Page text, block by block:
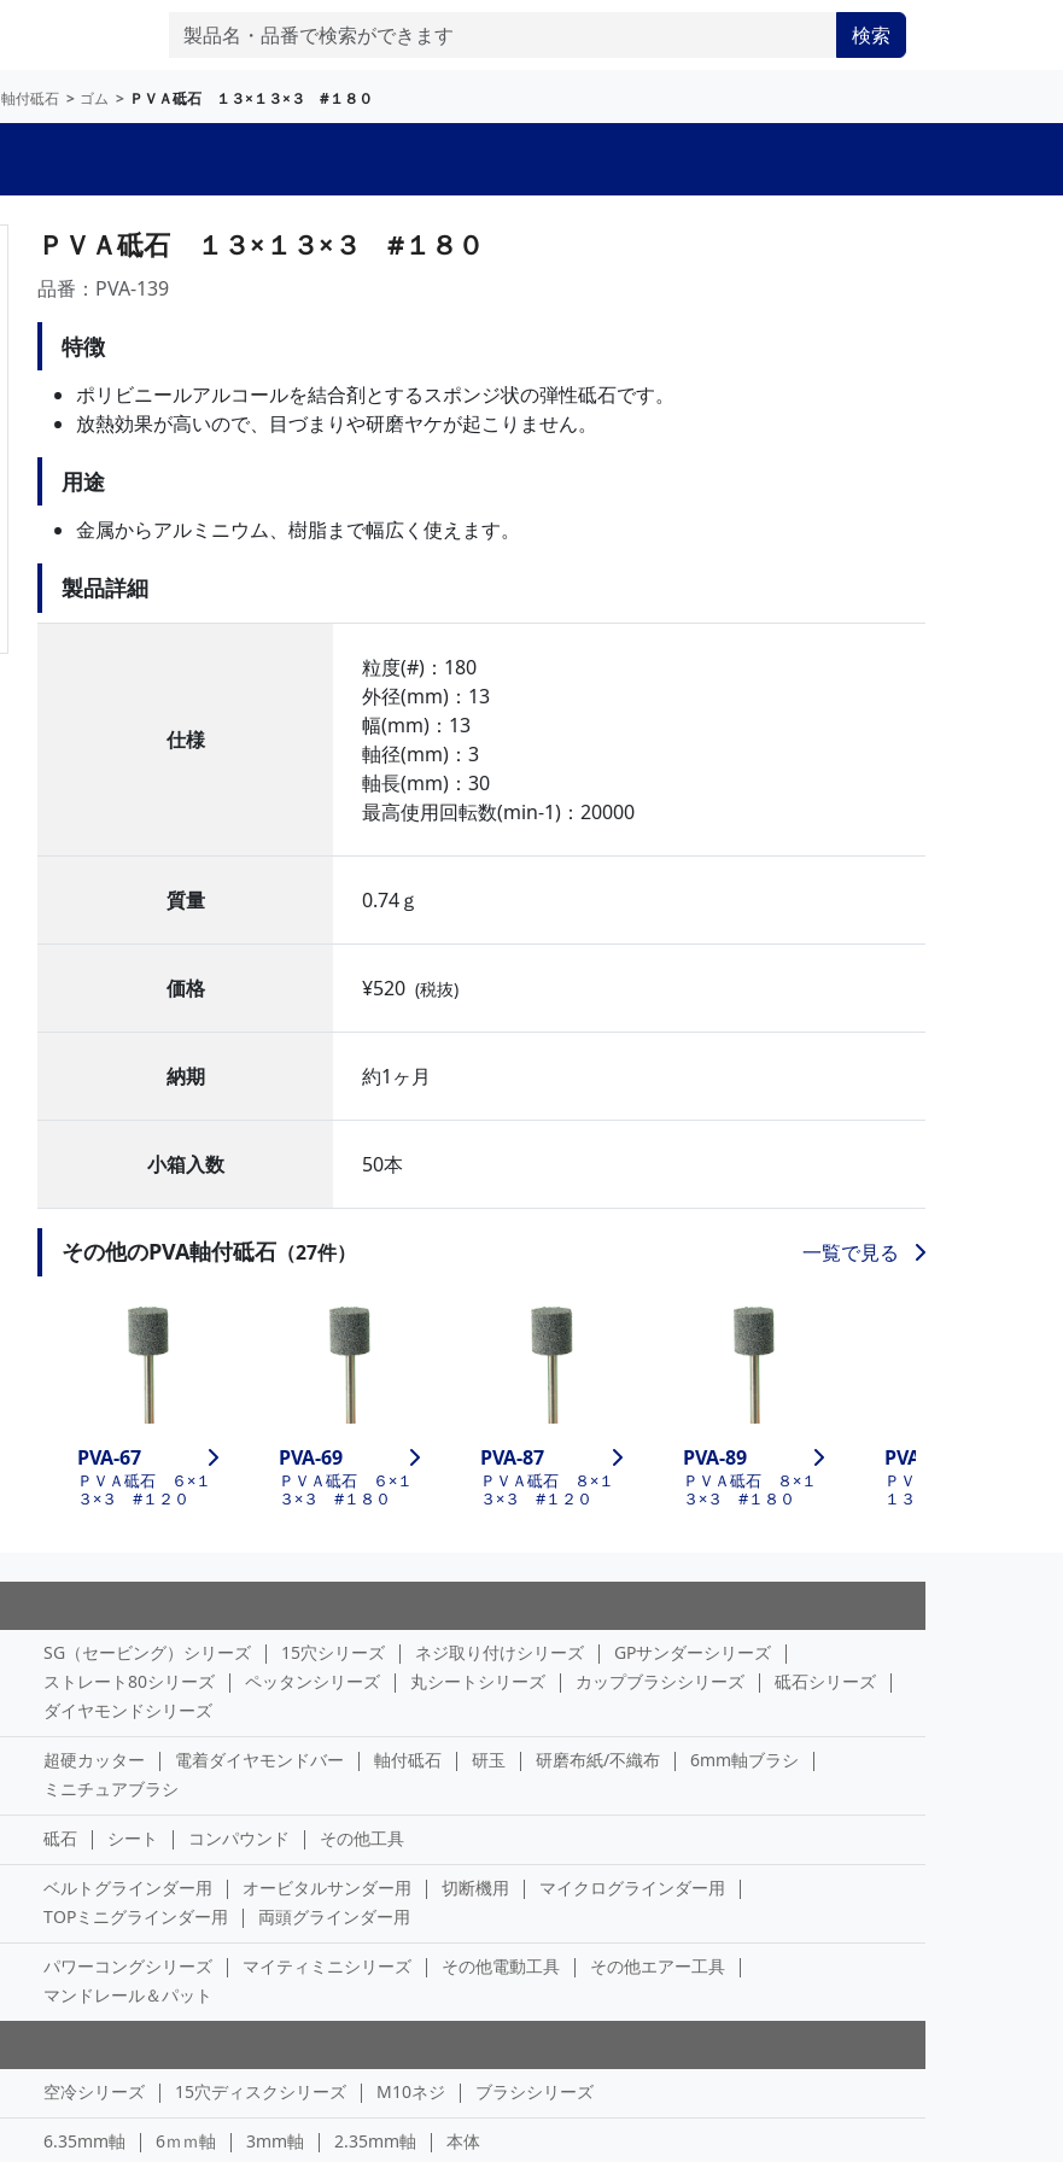
検索
軸付砥石 ゴム ＰＶＡ砥石 １３×１３×３ #１８０
ＰＶＡ砥石 １３×１３×３ #１８０
品番：PVA-139
特徴
ポリビニールアルコールを結合剤とするスポンジ状の弾性砥石です。
放熱効果が高いので、目づまりや研磨ヤケが起こりません。
用途
金属からアルミニウム、樹脂まで幅広く使えます。
製品詳細
仕様
粒度(#)：180
外径(mm)：13
幅(mm)：13
軸径(mm)：3
軸長(mm)：30
最高使用回転数(min-1)：20000
質量 0.74ｇ
価格 ¥520 (税抜)
納期 約1ヶ月
小箱入数 50本
その他のPVA軸付砥石 （27件） 一覧で見る
PVA-67
ＰＶＡ砥石 ６×１
３×３ #１２０
PVA-69
ＰＶＡ砥石 ６×１
３×３ #１８０
PVA-87
ＰＶＡ砥石 ８×１
３×３ #１２０
PVA-89
ＰＶＡ砥石 ８×１
３×３ #１８０
PVA-107
ＰＶＡ砥石 １０×
１３×３ #１２０
SG（セービング）シリーズ 15穴シリーズ ネジ取り付けシリーズ
GPサンダーシリーズ
ストレート80シリーズ
ペッタンシリーズ 丸シートシリーズ カップブラシシリーズ
砥石シリーズ
ダイヤモンドシリーズ
超硬カッター 電着ダイヤモンドバー 軸付砥石 研玉 研磨布紙/不織布
6mm軸ブラシ
ミニチュアブラシ
砥石 シート コンパウンド その他工具
ベルトグラインダー用 オービタルサンダー用 切断機用
マイクログラインダー用
TOPミニグラインダー用
両頭グラインダー用
パワーコングシリーズ マイティミニシリーズ その他電動工具
その他エアー工具
マンドレール＆パット
空冷シリーズ 15穴ディスクシリーズ M10ネジ ブラシシリーズ
6.35mm軸 6ｍｍ軸 3mm軸 2.35mm軸 本体